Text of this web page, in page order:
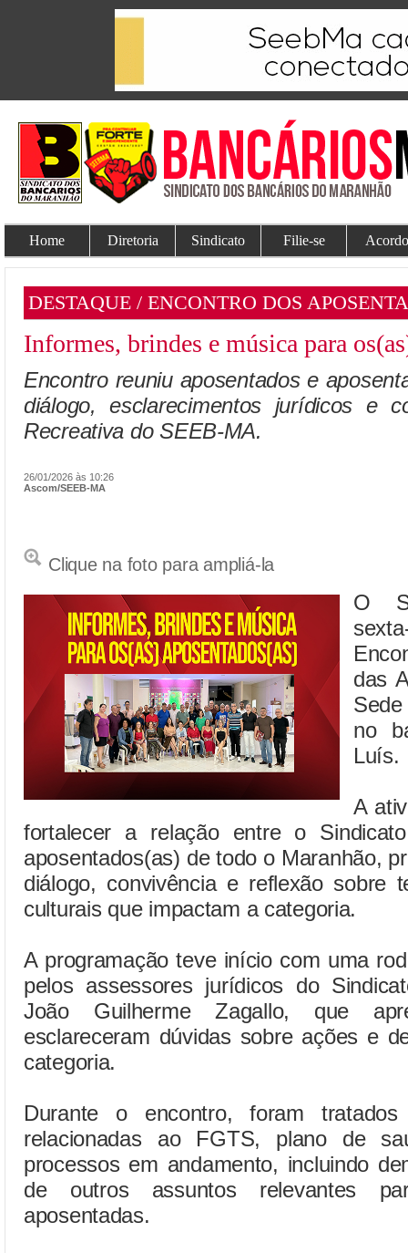
Home Diretoria Sindicato Filie-se
DESTAQUE / ENCONTRO DOS
Informes, brindes e música para
Encontro reuniu aposentados e
diálogo, esclarecimentos jurídicos e
Recreativa do SEEB-MA.
26/01/2026 às 10:26
Ascom/SEEB-MA
Clique na foto para ampliá-la
O
das
no
Luís.
A
fortalecer a relação entre o
aposentados(as) de todo o Maranhão,
diálogo, convivência e reflexão sobre
culturais que impactam a categoria.
A programação teve início com uma
pelos assessores jurídicos do
João Guilherme Zagallo, que
esclareceram dúvidas sobre ações e
categoria.
Durante o encontro, foram
relacionadas ao FGTS, plano de
processos em andamento, incluindo
de outros assuntos relevantes
aposentadas.